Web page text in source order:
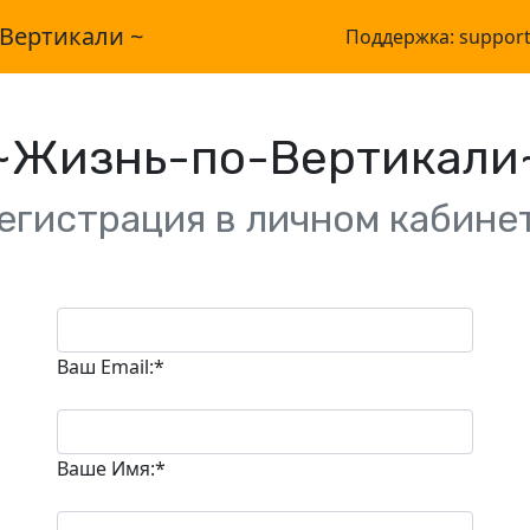
~ Поддержка:
по-
в личном
Ваш Email:*
Ваше Имя:*